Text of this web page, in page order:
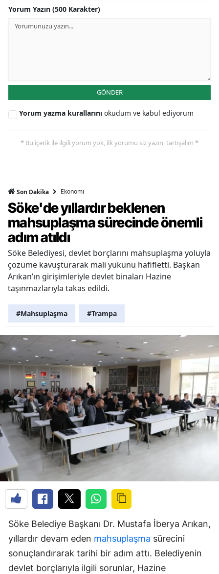
Yorum Yazın (500 Karakter)
GÖNDER
Yorum yazma kurallarını okudum ve kabul ediyorum
* Bu içerik ile ilgili yorum yok, ilk yorumu siz yazın, tartışalım *
Son Dakika Ekonomi
Söke'de yıllardır beklenen
mahsuplaşma sürecinde önemli
adım atıldı
Söke Belediyesi, devlet borçlarını mahsuplaşma yoluyla
çözüme kavuşturarak mali yükünü hafifletti. Başkan
Arıkan’ın girişimleriyle devlet binaları Hazine
taşınmazlarıyla takas edildi.
#Mahsuplaşma #Trampa
Söke Belediye Başkanı Dr. Mustafa İberya Arıkan,
yıllardır devam eden mahsuplaşma sürecini
sonuçlandırarak tarihi bir adım attı. Belediyenin
devlet borçlarıyla ilgili sorunlar, Hazine